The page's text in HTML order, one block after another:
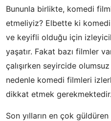
Bununla birlikte, komedi
etmeliyiz? Elbette ki
ve keyifli olduğu için
yaşatır. Fakat bazı filmler
çalışırken seyircide
nedenle komedi filmleri
dikkat etmek gerekmektedir.
Son yılların en çok